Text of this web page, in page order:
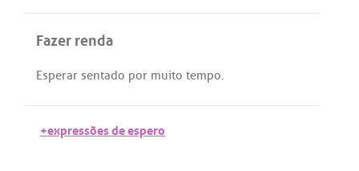
Fazer renda
Esperar sentado por muito tempo.
+expressões de espero